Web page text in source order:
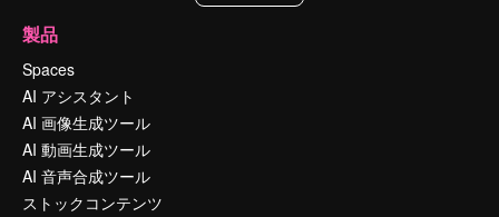
製品
Spaces
AI アシスタント
AI 画像生成ツール
AI 動画生成ツール
AI 音声合成ツール
ストックコンテンツ